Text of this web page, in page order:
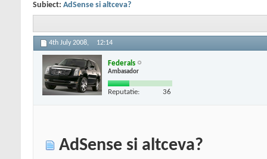
Subiect: AdSense si altceva?
4th July 2008, 12:14
Federals
Ambasador
Reputatie: 36
AdSense si altceva?